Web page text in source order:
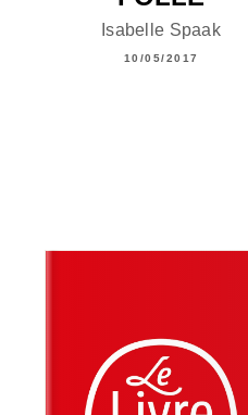
Isabelle Spaak
10/05/2017